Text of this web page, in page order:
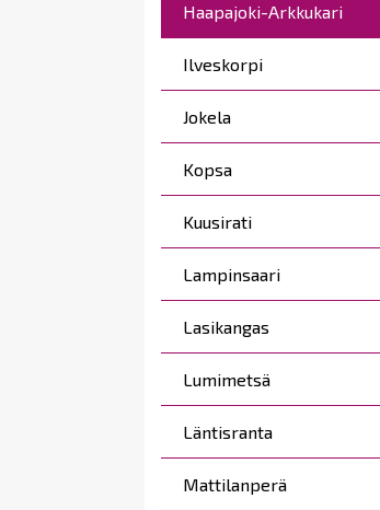
Haapajoki-Arkkukari
Ilveskorpi
Jokela
Kopsa
Kuusirati
Lampinsaari
Lasikangas
Lumimetsä
Läntisranta
Mattilanperä